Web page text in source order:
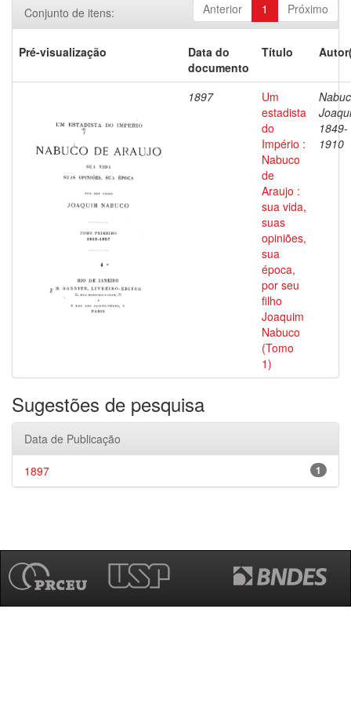
Anterior 1 Próximo
Conjunto de itens:
Pré-visualização
Data do
documento
Título
1897
Um
estadista
do
Império :
Nabuco
de
Araujo :
sua vida,
suas
opiniões,
sua
época,
por seu
filho
Joaquim
Nabuco
(Tomo
1)
1849-
1910
Sugestões de pesquisa
Data de Publicação
1
1897